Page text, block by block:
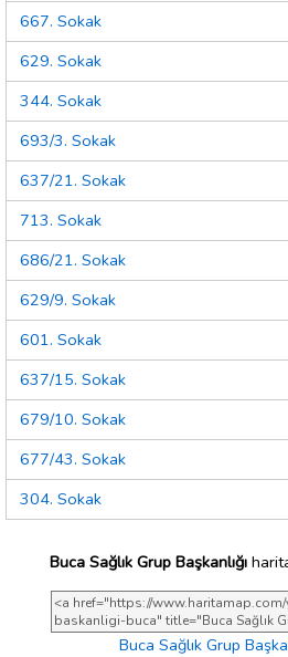
667. Sokak
629. Sokak
344. Sokak
693/3. Sokak
637/21. Sokak
713. Sokak
686/21. Sokak
629/9. Sokak
601. Sokak
637/15. Sokak
679/10. Sokak
677/43. Sokak
304. Sokak
Buca Sağlık Grup Başkanlığı
Buca Sağlık Grup